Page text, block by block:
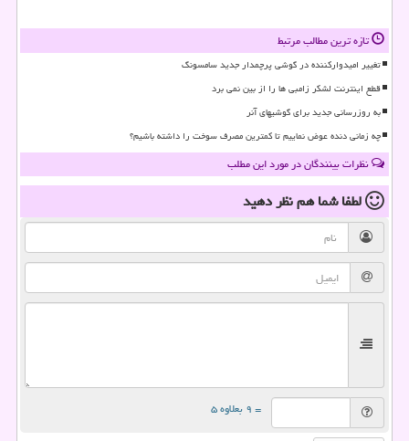
تازه ترین مطالب مرتبط
تغییر امیدوارکننده در گوشی پرچمدار جدید سامسونگ
قطع اینترنت لشکر زامبی ها را از بین نمی برد
به روزرسانی جدید برای گوشیهای آنر
چه زمانی دنده عوض نماییم تا کمترین مصرف سوخت را داشته باشیم؟
نظرات بینندگان در مورد این مطلب
لطفا شما همنظر دهید
= ۹ بعلاوه ۵